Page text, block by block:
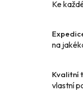
Ke
na
Kvalitní
vlastní